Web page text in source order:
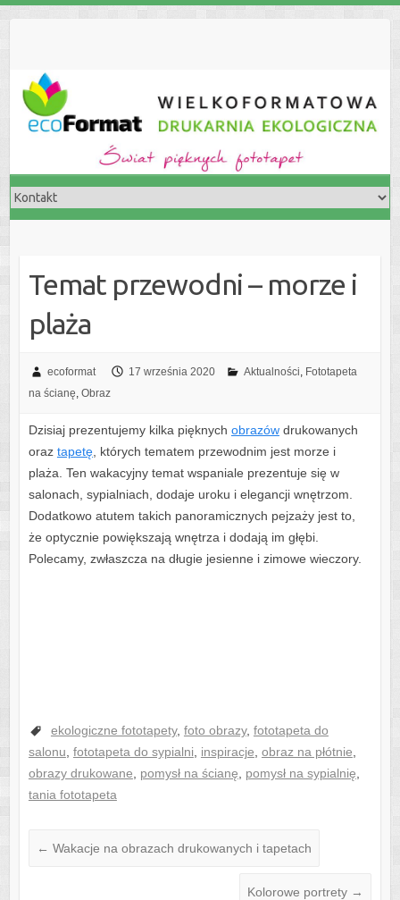
Temat przewodni – morze i
plaża
ecoformat 17 września 2020 Aktualności, Fototapeta
na ścianę, Obraz
Dzisiaj prezentujemy kilka pięknych obrazówdrukowanych
oraz tapetę, których tematem przewodnim jest morze i
plaża. Ten wakacyjny temat wspaniale prezentuje się w
salonach, sypialniach, dodaje uroku i elegancji wnętrzom.
Dodatkowo atutem takich panoramicznych pejzaży jest to,
że optycznie powiększają wnętrza i dodają im głębi.
Polecamy, zwłaszcza na długie jesienne i zimowe wieczory.
ekologiczne fototapety, foto obrazy, fototapeta do
salonu fototapeta do sypialni inspiracje obraz na płótnie
obrazy drukowane
pomysł na ścianę pomysł na sypialnię
tania fototapeta
← Wakacje na obrazach drukowanych i tapetach
Kolorowe portrety →